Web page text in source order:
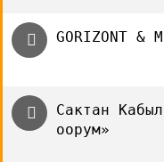
GORIZONT
Сактан
оорум»